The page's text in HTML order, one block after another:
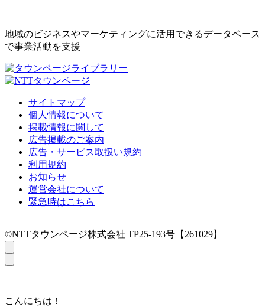
地域のビジネスやマーケティングに活用できるデータベース
で事業活動を支援
サイトマップ
個人情報について
掲載情報に関して
広告掲載のご案内
広告・サービス取扱い規約
利用規約
お知らせ
運営会社について
緊急時はこちら
©NTTタウンページ株式会社 TP25-193号【261029】
こんにちは！